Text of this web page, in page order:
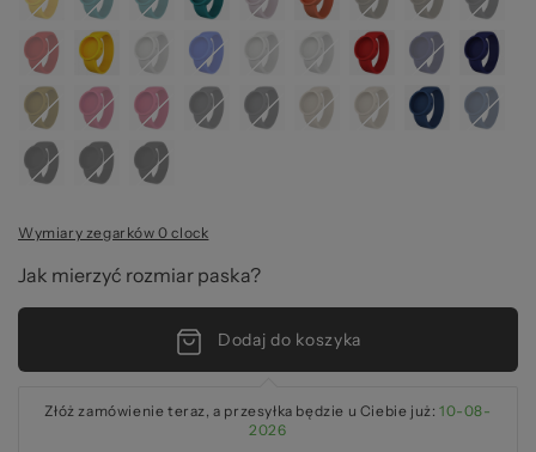
Wymiary zegarków 0 clock
Jak mierzyć rozmiar paska?
Dodaj do koszyka
Złóż zamówienie teraz, a przesyłka będzie u Ciebie już: 10-08-
2026